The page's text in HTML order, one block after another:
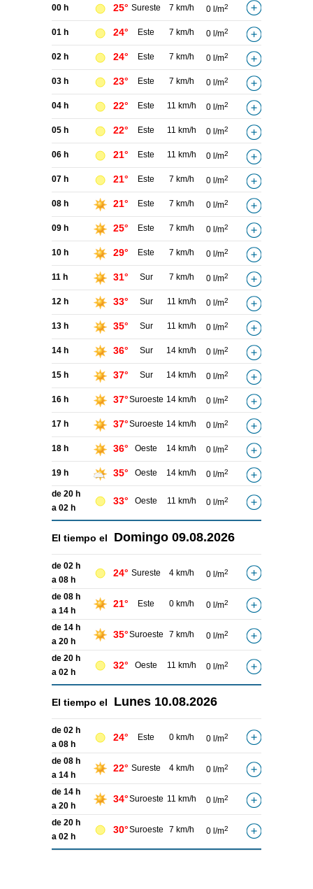
00 h 25° Sureste 7 km/h 0 l/m2
01 h 24° Este 7 km/h 0 l/m2
02 h 24° Este 7 km/h 0 l/m2
03 h 23° Este 7 km/h 0 l/m2
04 h 22° Este 11 km/h 0 l/m2
05 h 22° Este 11 km/h 0 l/m2
06 h 21° Este 11 km/h 0 l/m2
07 h 21° Este 7 km/h 0 l/m2
08 h 21° Este 7 km/h 0 l/m2
09 h 25° Este 7 km/h 0 l/m2
10 h 29° Este 7 km/h 0 l/m2
11 h 31° Sur 7 km/h 0 l/m2
12 h 33° Sur 11 km/h 0 l/m2
13 h 35° Sur 11 km/h 0 l/m2
14 h 36° Sur 14 km/h 0 l/m2
15 h 37° Sur 14 km/h 0 l/m2
16 h 37°Suroeste 14 km/h 0 l/m2
17 h 37°Suroeste 14 km/h 0 l/m2
18 h 36° Oeste 14 km/h 0 l/m2
19 h 35° Oeste 14 km/h 0 l/m2
de 20 h
a 02 h
33° Oeste 11 km/h 0 l/m2
El tiempo el Domingo 09.08.2026
de 02 h
a 08 h
24° Sureste 4 km/h 0 l/m2
de 08 h
a 14 h
21° Este 0 km/h 0 l/m2
de 14 h
a 20 h
35°Suroeste 7 km/h 0 l/m2
de 20 h
a 02 h
32° Oeste 11 km/h 0 l/m2
El tiempo el Lunes 10.08.2026
de 02 h
a 08 h
24° Este 0 km/h 0 l/m2
de 08 h
a 14 h
22° Sureste 4 km/h 0 l/m2
de 14 h
a 20 h
34°Suroeste 11 km/h 0 l/m2
de 20 h
a 02 h
30°Suroeste 7 km/h 0 l/m2